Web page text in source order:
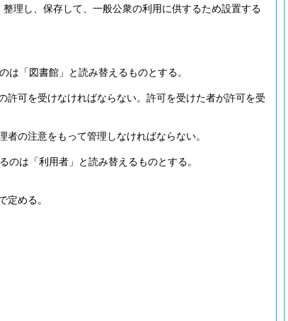
理し、保存して、一般公衆の利用に供するため設置する
は「図書館」と読み替えるものとする。
可を受けなければならない。 許可を受けた者が許可を受
の注意をもって管理しなければならない。
のは「利用者」と読み替えるものとする。
定める。